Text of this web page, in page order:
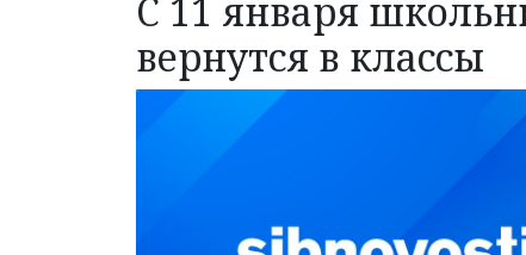
С 11 января
вернутся в классы